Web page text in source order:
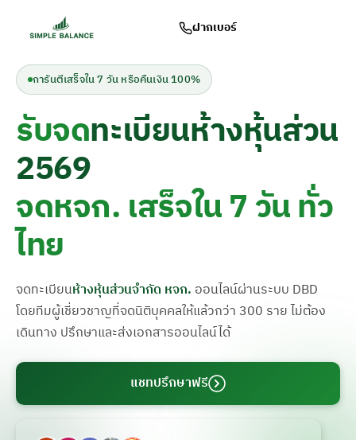
ฝากเบอร์
การันตีเสร็จใน 7 วัน หรือคืนเงิน 100%
รับจดทะเบียนห้างหุ้นส่วน
2569
จดหจก. เสร็จใน 7 วัน ทั่ว
ไทย
จดทะเบียนห้างหุ้นส่วนจำกัด หจก. ออนไลน์ผ่านระบบ DBD
โดยทีมผู้เชี่ยวชาญที่จดนิติบุคคลให้แล้วกว่า 300 ราย ไม่ต้อง
เดินทาง ปรึกษาและส่งเอกสารออนไลน์ได้
แชทปรึกษาฟรี